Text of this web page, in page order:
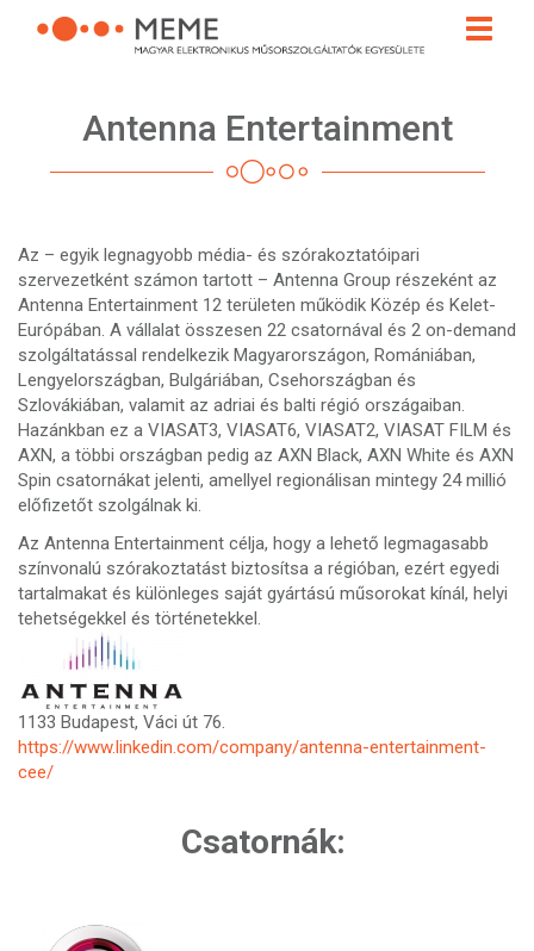
Toggle
Antenna Entertainment
Az – egyik legnagyobb média- és szórakoztatóipari
szervezetként számon tartott – Antenna Group részeként az
Antenna Entertainment 12 területen működik Közép és Kelet-
Európában. A vállalat összesen 22 csatornával és 2 on-demand
szolgáltatással rendelkezik Magyarországon, Romániában,
Lengyelországban, Bulgáriában, Csehországban és
Szlovákiában, valamit az adriai és balti régió országaiban.
Hazánkban ez a VIASAT3, VIASAT6, VIASAT2, VIASAT FILM és
AXN, a többi országban pedig az AXN Black, AXN White és AXN
Spin csatornákat jelenti, amellyel regionálisan mintegy 24 millió
előfizetőt szolgálnak ki.
Az Antenna Entertainment célja, hogy a lehető legmagasabb
színvonalú szórakoztatást biztosítsa a régióban, ezért egyedi
tartalmakat és különleges saját gyártású műsorokat kínál, helyi
tehetségekkel és történetekkel.
1133 Budapest, Váci út 76.
https://www.linkedin.com/company/antenna-entertainment-
cee/
Csatornák: